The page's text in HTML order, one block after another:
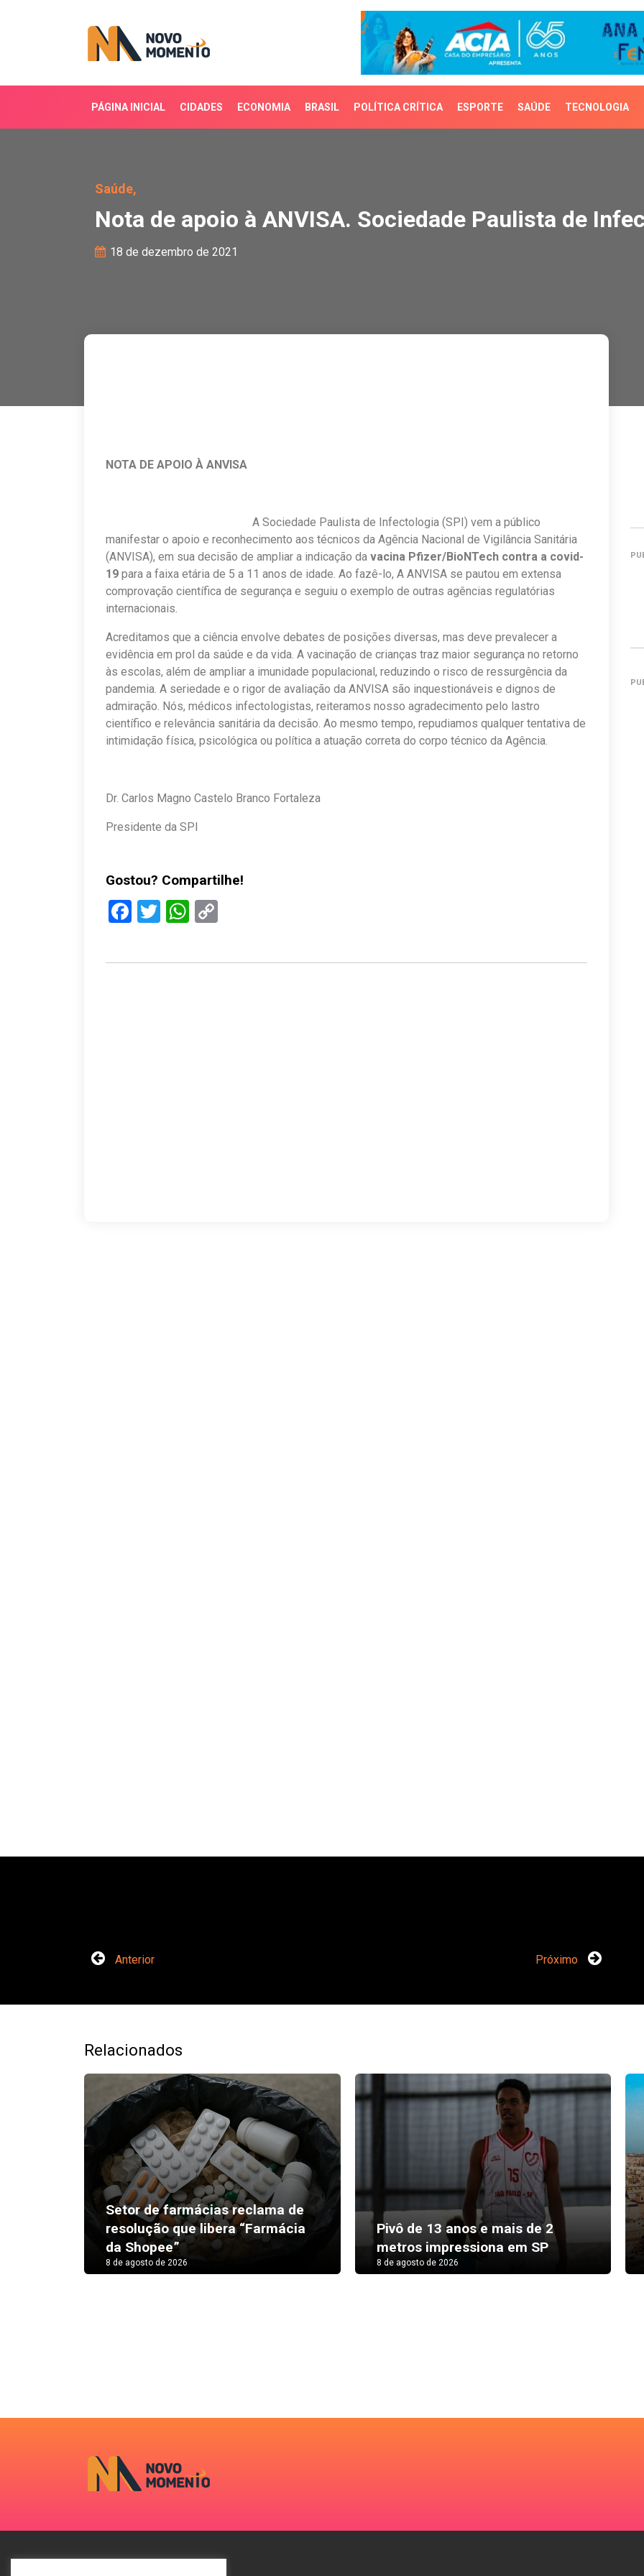
PÁGINA INICIAL CIDADES ECONOMIA BRASIL POLÍTICA CRÍTICA ESPORTE SAÚDE TECNOLOGIA
Saúde,
Nota de apoio à ANVISA. Sociedade Paulista de
18 de dezembro de 2021
NOTA DE APOIO À ANVISA
A Sociedade Paulista de Infectologia (SPI) vem a público
manifestar o apoio e reconhecimento aos técnicos da Agência Nacional de Vigilância Sanitária
(ANVISA), em sua decisão de ampliar a indicação da vacina Pfizer/BioNTech contra a covid-
19 para a faixa etária de 5 a 11 anos de idade. Ao fazê-lo, A ANVISA se pautou em extensa
comprovação científica de segurança e seguiu o exemplo de outras agências regulatórias
internacionais.
Acreditamos que a ciência envolve debates de posições diversas, mas deve prevalecer a
evidência em prol da saúde e da vida. A vacinação de crianças traz maior segurança no retorno
às escolas, além de ampliar a imunidade populacional, reduzindo o risco de ressurgência da
pandemia. A seriedade e o rigor de avaliação da ANVISA são inquestionáveis e dignos de
admiração. Nós, médicos infectologistas, reiteramos nosso agradecimento pelo lastro
científico e relevância sanitária da decisão. Ao mesmo tempo, repudiamos qualquer tentativa de
intimidação física, psicológica ou política a atuação correta do corpo técnico da Agência.
Dr. Carlos Magno Castelo Branco Fortaleza
Presidente da SPI
Gostou? Compartilhe!
Facebook
TwitterWhatsApp
Anterior Próximo
Relacionados
Setor de farmácias reclama de
resolução que libera “Farmácia
da Shopee”
8 de agosto de 2026
Pivô de 13 anos e mais de 2
metros impressiona em SP
8 de agosto de 2026